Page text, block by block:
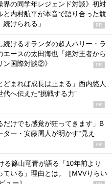
界の同学年レジェンド対談》初対
と内村航平が本音で語り合った競
けられる」
PR
続けるオランダの超人ハリー・ラ
エースの太田海也「絶対王者から
ン国際対談②》
PR
どまれば成長は止まる」西内悠人
へ伝えた“挑戦する力”
PR
だけでも感覚が狂ってきます」B
ター・安藤周人が明かす“見え
PR
る篠山竜青が語る「10年前より
ている」理由とは。［MVVりらい